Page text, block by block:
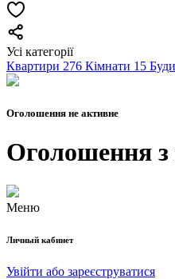
Усі категорії
Квартири 276 Кімнати 15
Оголошення не активне
Оголошення з
Меню
Личный кабинет
Увійти або зареєструватися